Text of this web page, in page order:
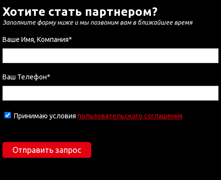
Хотите стать партнером?
Заполните форму ниже и мы позвоним вам в ближайшее время
Ваше Имя, Компания*
Ваш Телефон*
Принимаю условия пользовательского соглашения
Отправить запрос